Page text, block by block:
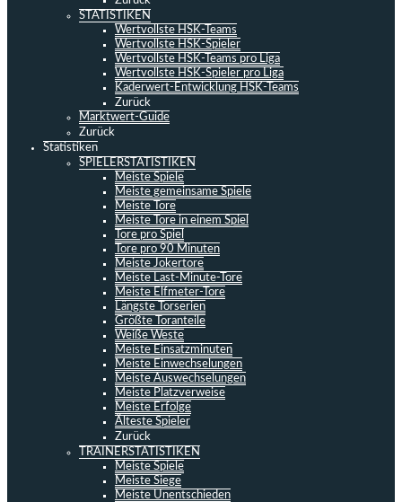
STATISTIKEN
Wertvollste HSK-Teams
Wertvollste HSK-Spieler
Wertvollste HSK-Teams pro Liga
Wertvollste HSK-Spieler pro Liga
Kaderwert-Entwicklung HSK-Teams
Zurück
Marktwert-Guide
Zurück
Statistiken
SPIELERSTATISTIKEN
Meiste Spiele
Meiste gemeinsame Spiele
Meiste Tore
Meiste Tore in einem Spiel
Tore pro Spiel
Tore pro 90 Minuten
Meiste Jokertore
Meiste Last-Minute-Tore
Meiste Elfmeter-Tore
Längste Torserien
Größte Toranteile
Weiße Weste
Meiste Einsatzminuten
Meiste Einwechselungen
Meiste Auswechselungen
Meiste Platzverweise
Meiste Erfolge
Älteste Spieler
Zurück
TRAINERSTATISTIKEN
Meiste Spiele
Meiste Siege
Meiste Unentschieden